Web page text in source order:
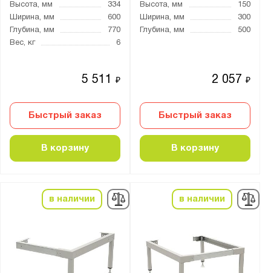
Высота, мм
334
Ширина, мм
600
Глубина, мм
770
Вес, кг
6
5 511₽
Быстрый заказ
В корзину
Высота, мм
150
Ширина, мм
300
Глубина, мм
500
2 057₽
Быстрый заказ
В корзину
в наличии в наличии